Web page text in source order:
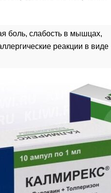
боль, слабость в мышцах,
реакции в виде